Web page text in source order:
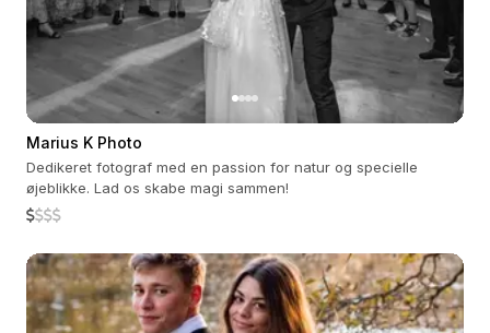
Marius K Photo
Dedikeret fotograf med en passion for natur og specielle
øjeblikke. Lad os skabe magi sammen!